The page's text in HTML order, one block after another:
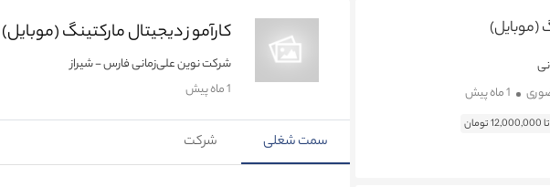
(موبایل)
1 ماه پیش
کارآموز دیجیتال مارکتینگ (موبایل)
شرکت نوین علی‌زمانیفارس - شیراز
1 ماه پیش
سمت شغلی شرکت